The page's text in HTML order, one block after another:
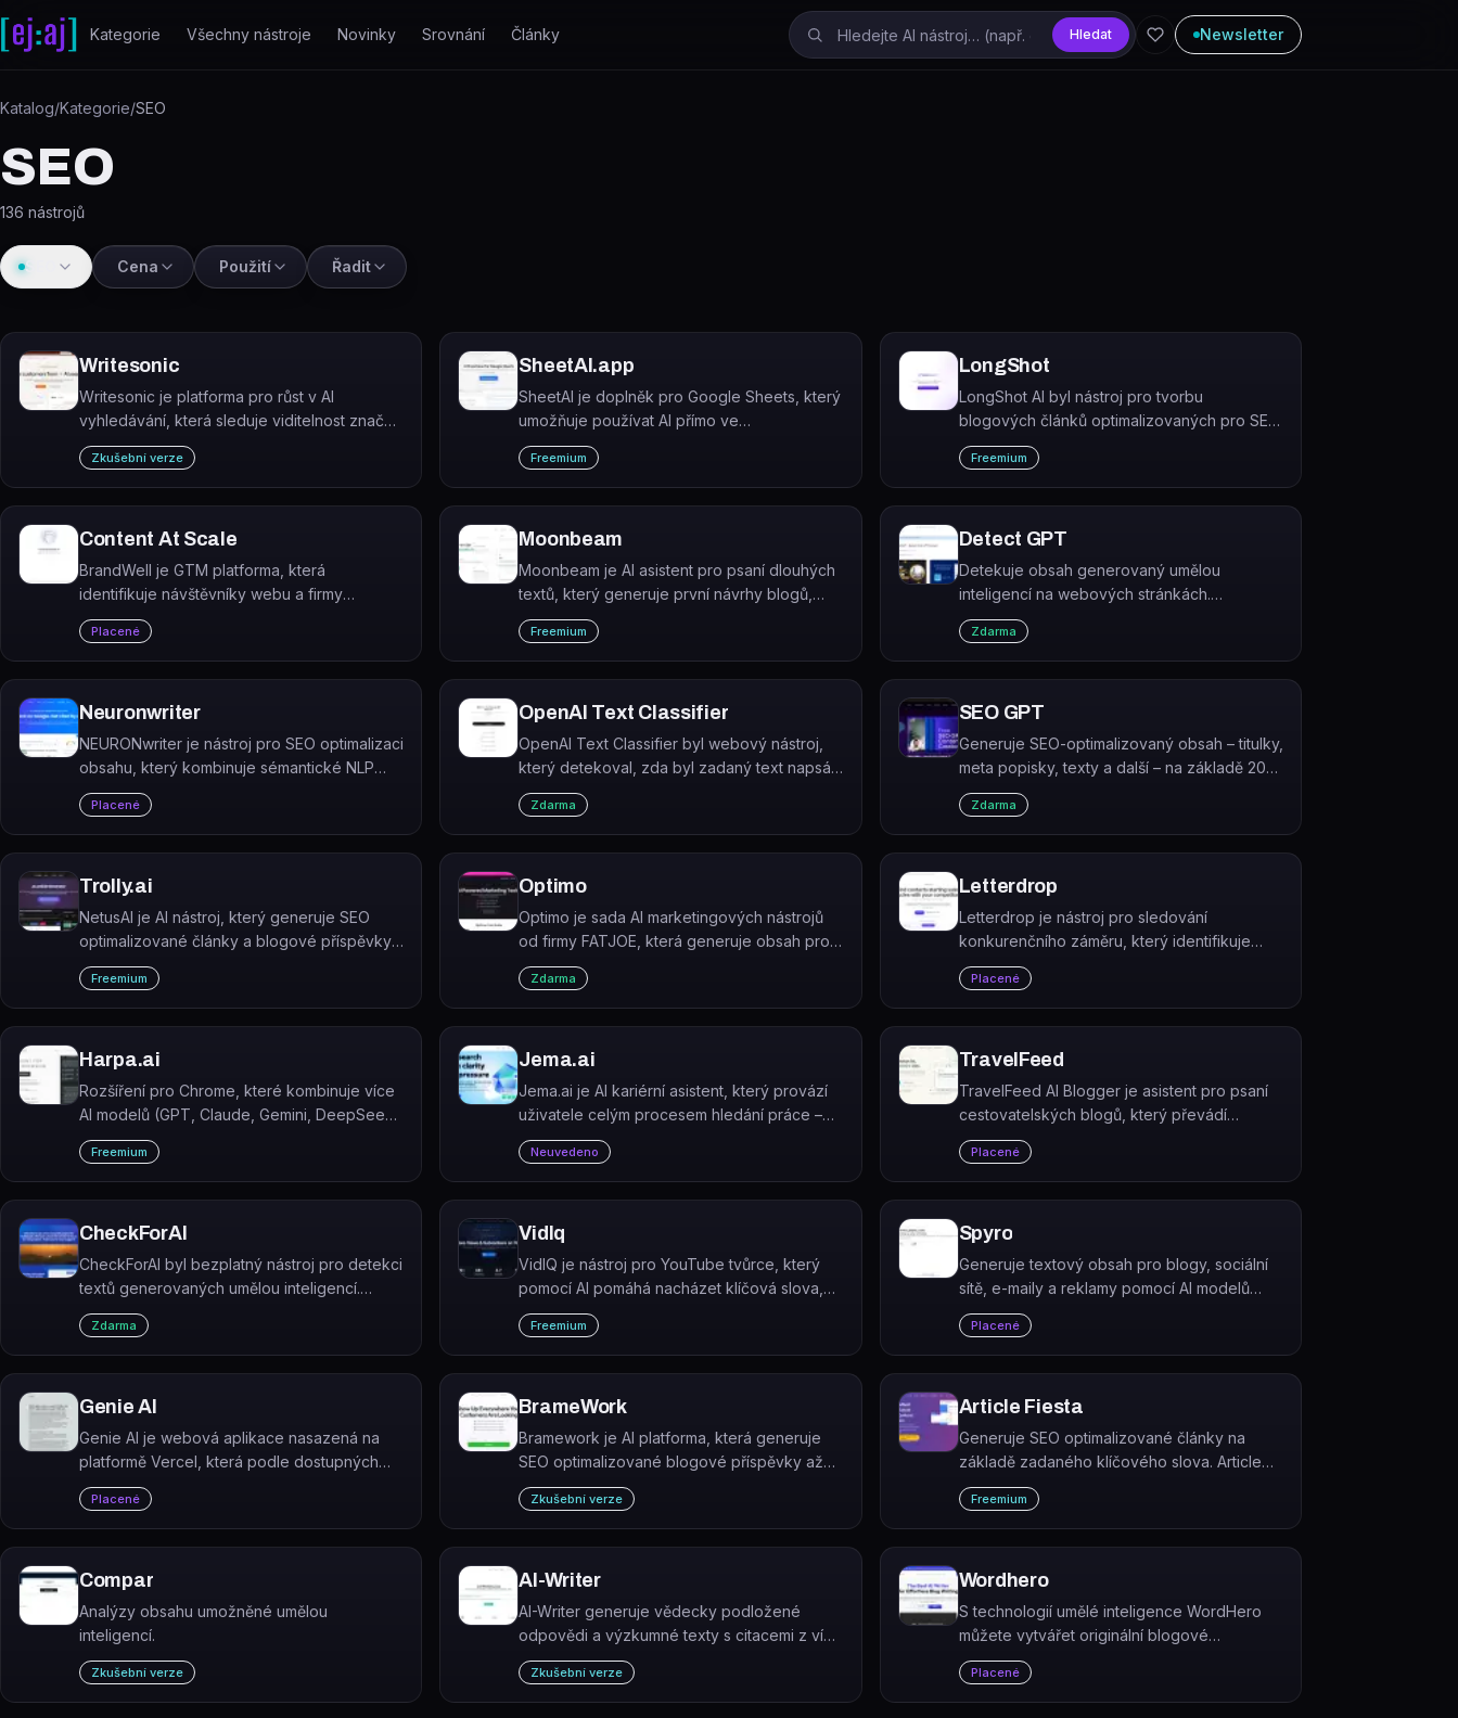
Přeskočit na obsah
Kategorie Všechny nástroje Novinky Srovnání Články Hledat Newsletter
Katalog/Kategorie/SEO
SEO
136 nástrojů
SEO Cena Použití Řadit
Writesonic
Writesonic je platforma pro růst v AI
vyhledávání, která sleduje viditelnost značky
v AI nástrojích (ChatGPT, Perplexity aj.) a
pomáhá ji zvyšovat obsahem, citacemi a
technickými úpravami.
Zkušební verze
SheetAI.app
SheetAI je doplněk pro Google Sheets, který
umožňuje používat AI přímo ve
spreadsheetech pomocí jednoduchých
vzorců.
Freemium
LongShot
LongShot AI byl nástroj pro tvorbu
blogových článků optimalizovaných pro SEO
s ověřováním faktů. Služba byla ukončena v
polovině roku 2025.
Freemium
Content At Scale
BrandWell je GTM platforma, která
identifikuje návštěvníky webu a firmy
zkoumající konkurenci a pomáhá je převést
na zákazníky.
Placené
Moonbeam
Moonbeam je AI asistent pro psaní dlouhých
textů, který generuje první návrhy blogů,
esejí, newsletterů a dalšího obsahu podle
šablon.
Freemium
Detect GPT
Detekuje obsah generovaný umělou
inteligencí na webových stránkách.
DetectGPT je rozšíření pro Chrome, které
skenuje text aktuálně prohlížené stránky a
analyzuje, zda byl vytvořen GPT modely.
Zdarma
Neuronwriter
NEURONwriter je nástroj pro SEO optimalizaci
obsahu, který kombinuje sémantické NLP
modely, analýzu Google SERP a data o
konkurenci pro tvorbu lépe hodnoceného
obsahu.
Placené
OpenAI Text Classifier
OpenAI Text Classifier byl webový nástroj,
který detekoval, zda byl zadaný text napsán
člověkem nebo vygenerován umělou
inteligencí. Byl spuštěn v lednu 2023 a trvale
zrušen v červenci 2023.
Zdarma
SEO GPT
Generuje SEO-optimalizovaný obsah – titulky,
meta popisky, texty a další – na základě 20
let SEO dat. Nástroj je zdarma a používá ho
přes 50 000 SEO profesionálů.
Zdarma
Trolly.ai
NetusAI je AI nástroj, který generuje SEO
optimalizované články a blogové příspěvky
během několika sekund.
Freemium
Optimo
Optimo je sada AI marketingových nástrojů
od firmy FATJOE, která generuje obsah pro
SEO, sociální sítě, reklamy, e-mail a video.
Zdarma
Letterdrop
Letterdrop je nástroj pro sledování
konkurenčního záměru, který identifikuje
potenciální zákazníky zahajující nákupní
cyklus u konkurence.
Placené
Harpa.ai
Rozšíření pro Chrome, které kombinuje více
AI modelů (GPT, Claude, Gemini, DeepSeek
aj.) na jednom místě a automatizuje práci na
webu — psaní, shrnutí, extrakci dat i
sledování změn stránek.
Freemium
Jema.ai
Jema.ai je AI kariérní asistent, který provází
uživatele celým procesem hledání práce –
od pochopení vlastního profilu přes tvorbu
životopisu až po přípravu na pohovor.
Neuvedeno
TravelFeed
TravelFeed AI Blogger je asistent pro psaní
cestovatelských blogů, který převádí
poznámky a zápisky do hotových článků
připravených k publikaci.
Placené
CheckForAI
CheckForAI byl bezplatný nástroj pro detekci
textů generovaných umělou inteligencí.
Služba byla ukončena a již není dostupná.
Zdarma
VidIq
VidIQ je nástroj pro YouTube tvůrce, který
pomocí AI pomáhá nacházet klíčová slova,
optimalizovat videa a získávat více zhlédnutí
a odběratelů.
Freemium
Spyro
Generuje textový obsah pro blogy, sociální
sítě, e-maily a reklamy pomocí AI modelů
OpenAI. Spyro je copywritingový nástroj
zaměřený na rychlou tvorbu SEO-
optimalizovaných textů.
Placené
Genie AI
Genie AI je webová aplikace nasazená na
platformě Vercel, která podle dostupných
informací generuje názvy, popisy, tagy a
nápady na miniatury pro digitální obsah.
Placené
BrameWork
Bramework je AI platforma, která generuje
SEO optimalizované blogové příspěvky až
10× rychleji než ruční psaní.
Zkušební verze
Article Fiesta
Generuje SEO optimalizované články na
základě zadaného klíčového slova. Article
Fiesta je AI nástroj pro tvorbu obsahu, který
publikuje přímo na blog a automaticky
přidává interní odkazy i meta popisky.
Freemium
Compar
Analýzy obsahu umožněné umělou
inteligencí.
Zkušební verze
AI-Writer
AI-Writer generuje vědecky podložené
odpovědi a výzkumné texty s citacemi z více
než 100 milionů odborných publikací.
Zkušební verze
Wordhero
S technologií umělé inteligence WordHero
můžete vytvářet originální blogové
příspěvky, obsah pro sociální média, e-maily
a další - během několika sekund.
Placené